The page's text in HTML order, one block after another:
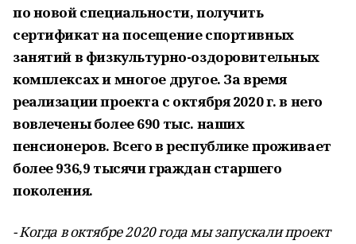
по новой специальности, получить
сертификат на посещение спортивных
занятий в физкультурно-оздоровительных
комплексах и многое другое. За время
реализации проекта с октября 2020 г. в него
вовлечены более 690 тыс. наших
пенсионеров. Всего в республике проживает
более 936,9 тысячи граждан старшего
поколения.
- Когда в октябре 2020 года мы запускали проект